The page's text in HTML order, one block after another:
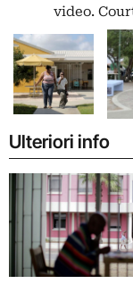
video.
Ulteriori info